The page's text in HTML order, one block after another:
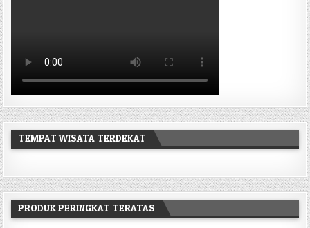
TEMPAT WISATA TERDEKAT
PRODUK PERINGKAT TERATAS